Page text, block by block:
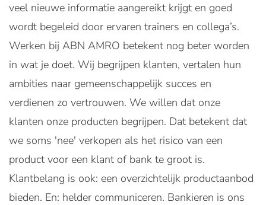
veel nieuwe informatie aangereikt krijgt en goed
wordt begeleid door ervaren trainers en collega’s.
Werken bij ABN AMRO betekent nog beter worden
in wat je doet. Wij begrijpen klanten, vertalen hun
ambities naar gemeenschappelijk succes en
verdienen zo vertrouwen. We willen dat onze
klanten onze producten begrijpen. Dat betekent dat
we soms 'nee' verkopen als het risico van een
product voor een klant of bank te groot is.
Klantbelang is ook: een overzichtelijk productaanbod
bieden. En: helder communiceren. Bankieren is ons